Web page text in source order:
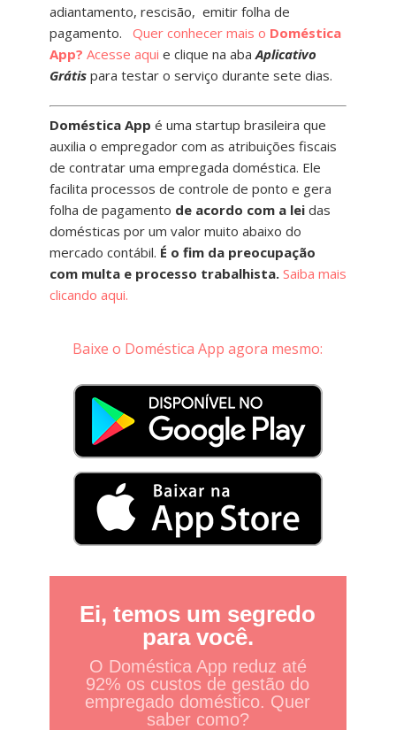
adiantamento, rescisão, emitir folha de
pagamento.
Quer conhecer mais o Doméstica
App? Acesse aqui e clique na aba Aplicativo
Grátispara testar o serviço durante sete dias.
Doméstica App é uma startup brasileira que
auxilia o empregador com as atribuições fiscais
de contratar uma empregada doméstica. Ele
facilita processos de controle de ponto e gera
folha de pagamento de acordo com a leidas
domésticas por um valor muito abaixo do
mercado contábil. É o fim da preocupação
com multa e processo trabalhista. Saiba mais
clicando aqui.
Baixe o Doméstica App agora mesmo:
Ei, temos um segredo
para você.
O Doméstica App reduz até
92% os custos de gestão do
empregado doméstico. Quer
saber como?